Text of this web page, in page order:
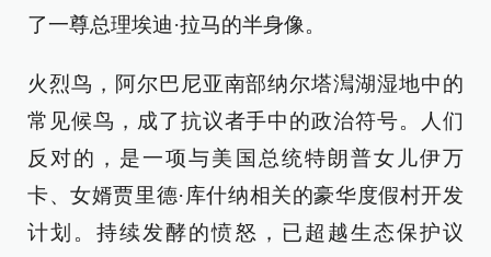
了一尊总理埃迪·拉马的半身像。
火烈鸟，阿尔巴尼亚南部纳尔塔澙湖湿地中的
常见候鸟，成了抗议者手中的政治符号。人们
反对的，是一项与美国总统特朗普女儿伊万
卡、女婿贾里德·库什纳相关的豪华度假村开发
计划。持续发酵的愤怒，已超越生态保护议